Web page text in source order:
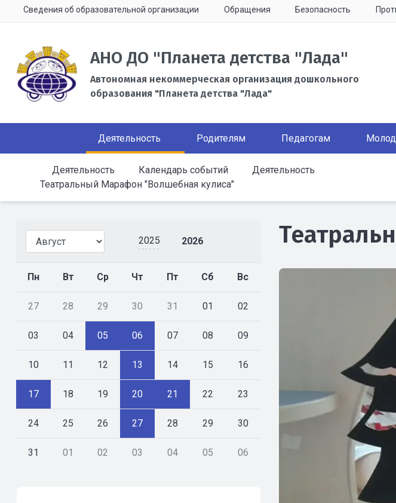
Сведения об образовательной организации Обращения Безопасность
АНО ДО "Планета детства "Лада"
Автономная некоммерческая организация дошкольного
образования "Планета детства "Лада"
Деятельность Родителям Педагогам
Деятельность Календарь событий
Деятельность
Театральный Марафон "Волшебная кулиса"
2025 2026
Пн Вт Ср Чт Пт Сб Вс
27 28 29 30 31 01 02
03 04 05 06 07 08 09
10 11 12 13 14 15 16
17 18 19 20 21 22 23
24 25 26 27 28 29 30
31 01 02 03 04 05 06